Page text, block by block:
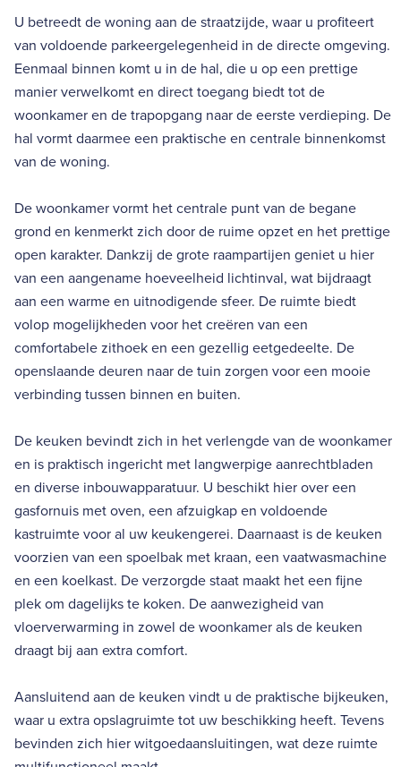
U betreedt de woning aan de straatzijde, waar u profiteert
van voldoende parkeergelegenheid in de directe omgeving.
Eenmaal binnen komt u in de hal, die u op een prettige
manier verwelkomt en direct toegang biedt tot de
woonkamer en de trapopgang naar de eerste verdieping. De
hal vormt daarmee een praktische en centrale binnenkomst
van de woning.
De woonkamer vormt het centrale punt van de begane
grond en kenmerkt zich door de ruime opzet en het prettige
open karakter. Dankzij de grote raampartijen geniet u hier
van een aangename hoeveelheid lichtinval, wat bijdraagt
aan een warme en uitnodigende sfeer. De ruimte biedt
volop mogelijkheden voor het creëren van een
comfortabele zithoek en een gezellig eetgedeelte. De
openslaande deuren naar de tuin zorgen voor een mooie
verbinding tussen binnen en buiten.
De keuken bevindt zich in het verlengde van de woonkamer
en is praktisch ingericht met langwerpige aanrechtbladen
en diverse inbouwapparatuur. U beschikt hier over een
gasfornuis met oven, een afzuigkap en voldoende
kastruimte voor al uw keukengerei. Daarnaast is de keuken
voorzien van een spoelbak met kraan, een vaatwasmachine
en een koelkast. De verzorgde staat maakt het een fijne
plek om dagelijks te koken. De aanwezigheid van
vloerverwarming in zowel de woonkamer als de keuken
draagt bij aan extra comfort.
Aansluitend aan de keuken vindt u de praktische bijkeuken,
waar u extra opslagruimte tot uw beschikking heeft. Tevens
bevinden zich hier witgoedaansluitingen, wat deze ruimte